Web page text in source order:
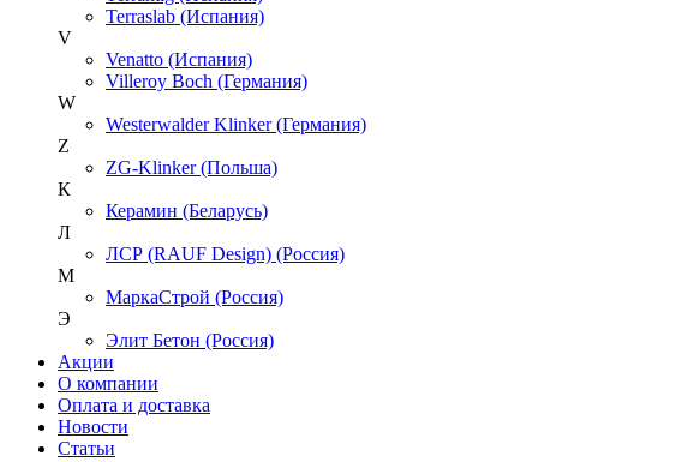
Terraslab (Испания)
V
Venatto (Испания)
Villeroy Boch (Германия)
W
Westerwalder Klinker (Германия)
Z
ZG-Klinker (Польша)
К
Керамин (Беларусь)
Л
ЛСР (RAUF Design) (Россия)
М
МаркаСтрой (Россия)
Э
Элит Бетон (Россия)
Акции
О компании
Оплата и доставка
Новости
Статьи